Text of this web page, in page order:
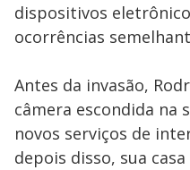
dispositivos
ocorrências
Antes da invasão,
câmera escondida na
novos serviços de
depois disso, sua